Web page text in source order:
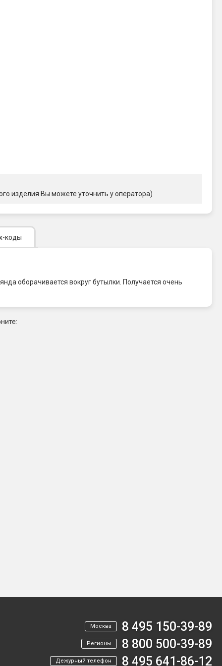
изделия Вы можете уточнить у оператора)
коды
оборачивается вокруг бутылки. Получается очень
Москва 8 495 150-39-89
Регионы 8 800 500-39-89
Дежурный телефон 8 495 641-86-12